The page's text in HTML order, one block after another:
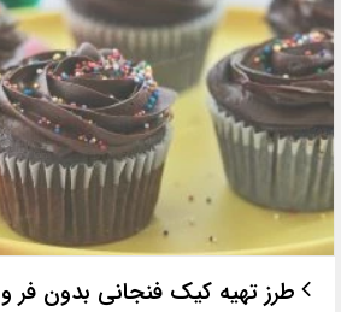
طرز تهیه کیک فنجانی بدون فر